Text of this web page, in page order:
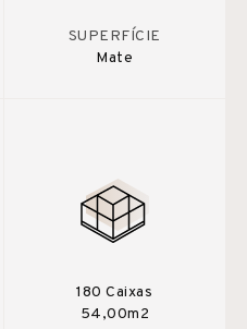
SUPERFÍCIE
Mate
180 Caixas
54,00m2